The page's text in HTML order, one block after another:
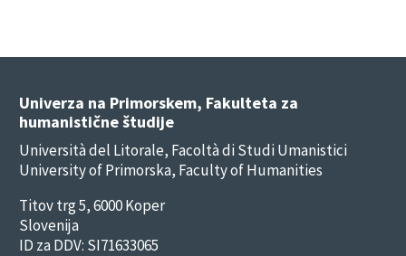
Univerza na Primorskem, Fakulteta za
humanistične študije
Università del Litorale, Facoltà di Studi Umanistici
University of Primorska, Faculty of Humanities
Titov trg 5, 6000 Koper
Slovenija
ID za DDV: SI71633065